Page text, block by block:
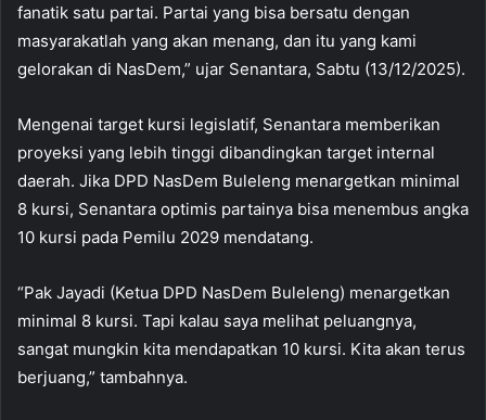
fanatik satu partai. Partai yang bisa bersatu dengan
masyarakatlah yang akan menang, dan itu yang kami
gelorakan di NasDem,” ujar Senantara, Sabtu (13/12/2025).
Mengenai target kursi legislatif, Senantara memberikan
proyeksi yang lebih tinggi dibandingkan target internal
daerah. Jika DPD NasDem Buleleng menargetkan minimal
8 kursi, Senantara optimis partainya bisa menembus angka
10 kursi pada Pemilu 2029 mendatang.
“Pak Jayadi (Ketua DPD NasDem Buleleng) menargetkan
minimal 8 kursi. Tapi kalau saya melihat peluangnya,
sangat mungkin kita mendapatkan 10 kursi. Kita akan terus
berjuang,” tambahnya.